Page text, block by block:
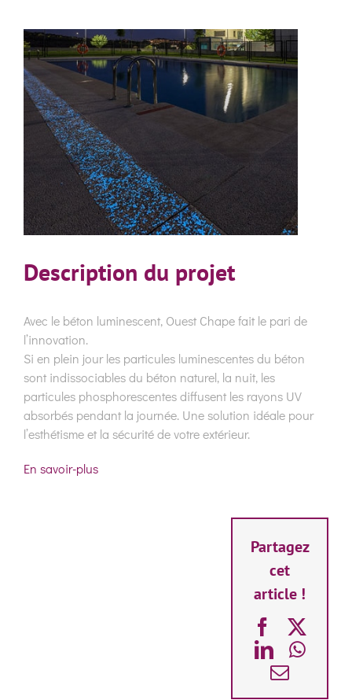
View
Larger
Image
Description du projet
Avec le béton luminescent, Ouest Chape fait le pari de
l’innovation.
Si en plein jour les particules luminescentes du béton
sont indissociables du béton naturel, la nuit, les
particules phosphorescentes diffusent les rayons UV
absorbés pendant la journée. Une solution idéale pour
l’esthétisme et la sécurité de votre extérieur.
En savoir-plus
Partagez
cet
article !
Facebook
LinkedIn
Email